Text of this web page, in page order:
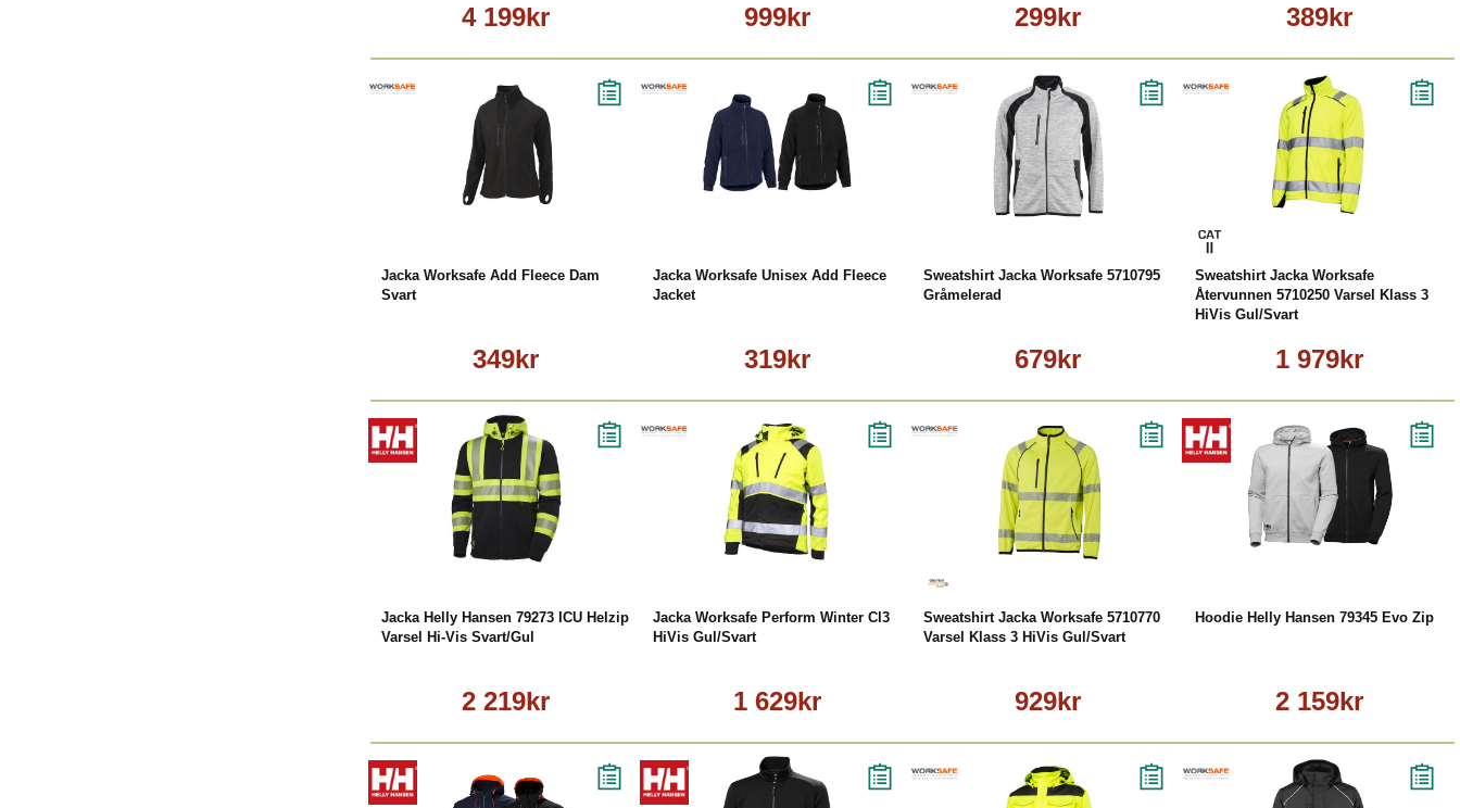
4 199kr 999kr 299kr 389kr
Jacka Worksafe Add Fleece Dam
Svart
349kr
Jacka Worksafe Unisex Add Fleece
Jacket
319kr
Sweatshirt Jacka Worksafe 5710795
Gråmelerad
679kr
Läs mer
Sweatshirt Jacka Worksafe
Återvunnen 5710250 Varsel Klass 3
HiVis Gul/Svart
1 979kr
Läs mer
Jacka Helly Hansen 79273 ICU Helzip
Varsel Hi-Vis Svart/Gul
2 219kr
Jacka Worksafe Perform Winter Cl3
HiVis Gul/Svart
1 629kr
Läs mer
Sweatshirt Jacka Worksafe 5710770
Varsel Klass 3 HiVis Gul/Svart
929kr
Läs mer
Hoodie Helly Hansen 79345 Evo Zip
2 159kr
Läs mer